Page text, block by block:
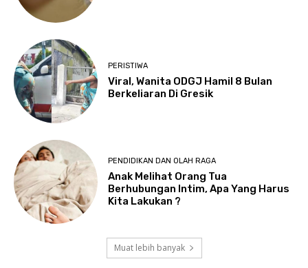
PERISTIWA
Viral, Wanita ODGJ Hamil 8 Bulan
Berkeliaran Di Gresik
PENDIDIKAN DAN OLAH RAGA
Anak Melihat Orang Tua
Berhubungan Intim, Apa Yang Harus
Kita Lakukan ?
Muat lebih banyak